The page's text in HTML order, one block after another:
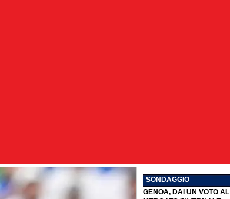
SONDAGGIO
GENOA, DAI UN VOTO AL